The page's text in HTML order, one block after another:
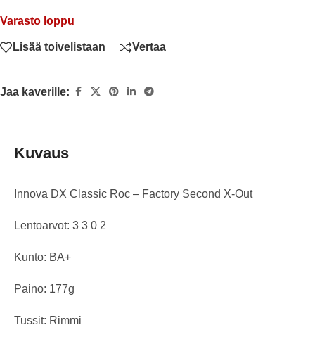
Varasto loppu
Lisää toivelistaan Vertaa
Jaa kaverille:
Kuvaus
Innova DX Classic Roc – Factory Second X-Out
Lentoarvot: 3 3 0 2
Kunto: BA+
Paino: 177g
Tussit: Rimmi